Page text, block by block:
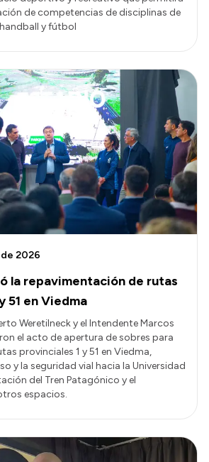
de competencias de disciplinas de
y fútbol
la repavimentación de rutas
51 en Viedma
2026
Weretilneck y el Intendente Marcos
el acto de apertura de sobres para
provinciales 1 y 51 en Viedma,
y la seguridad vial hacia la Universidad
del Tren Patagónico y el
espacios.